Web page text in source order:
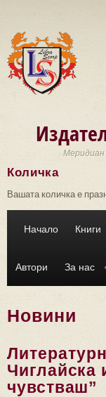
Меридиан
Количка
Вашата количка е
Начало Книги
Автори За нас
Новини
Чиглайска
чувстваш”